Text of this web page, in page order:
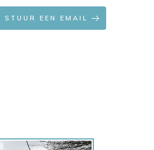
STUUR EEN EMAIL